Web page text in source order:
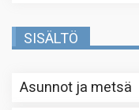
SISÄLTÖ
Asunnot ja metsä